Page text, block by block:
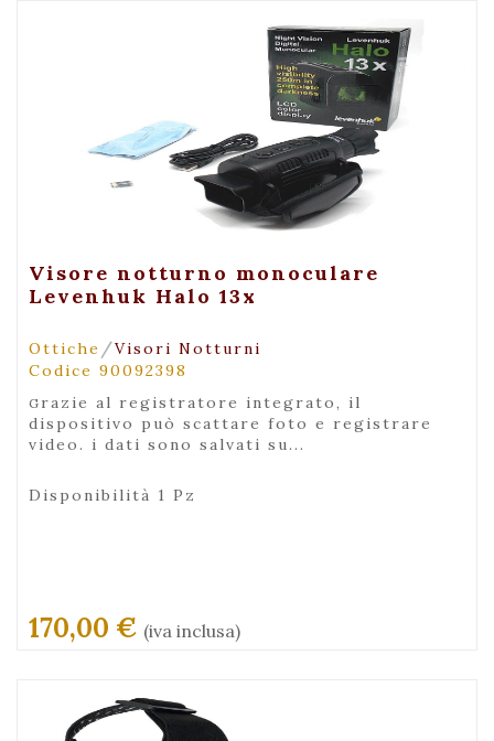
+ Visualizza
Visore notturno monoculare
Levenhuk Halo 13x
Ottiche /Visori Notturni
Codice 90092398
grazie al registratore integrato, il
dispositivo può scattare foto e registrare
video. i dati sono salvati su...
Disponibilità 1 Pz
170,00 € (iva inclusa)